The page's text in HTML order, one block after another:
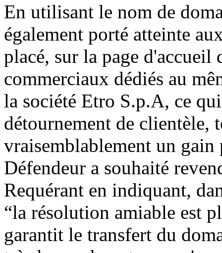
En utilisant le nom de
également porté atteinte
placé, sur la page d'accueil
commerciaux dédiés au
la société Etro S.p.A, ce
détournement de clientèle,
vraisemblablement un
Défendeur a souhaité
Requérant en indiquant,
“la résolution amiable est
garantit le transfert du